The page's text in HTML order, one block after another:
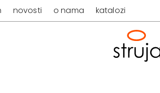
novosti o nama katalozi